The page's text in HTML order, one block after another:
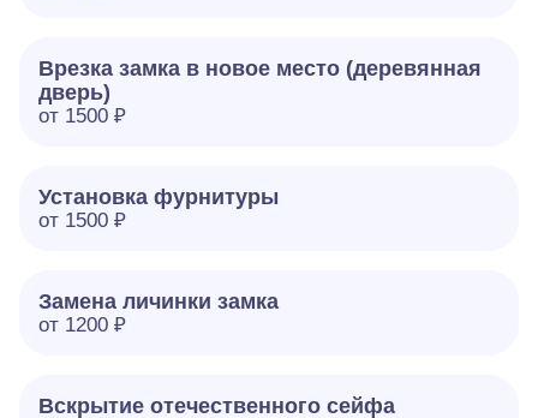
Врезка замка в новое место (деревянная
дверь)
от 1500 ₽
Установка фурнитуры
от 1500 ₽
Замена личинки замка
от 1200 ₽
Вскрытие отечественного сейфа